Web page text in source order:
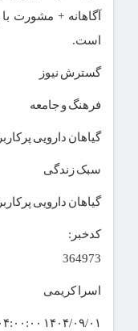
آگاهانه + مشورت
است.
گسترش نیوز
فرهنگ و جامعه
گیاهان دارویی
سبک زندگی
گیاهان دارویی
کدخبر:
364973
اسرا کریمی
۱۴۰۴/۰۹/۰۱ ۰۴:۰۰:۰۰